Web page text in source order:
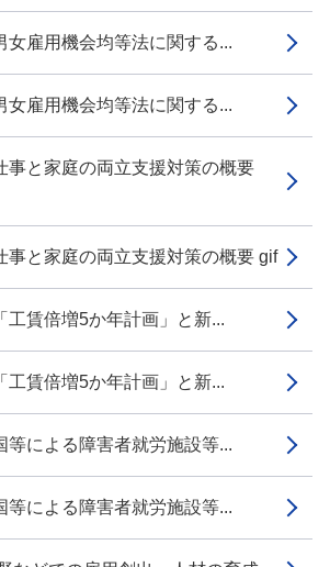
雇用機会均等法に関する...
雇用機会均等法に関する...
と家庭の両立支援対策の概要
と家庭の両立支援対策の概要 gif
賃倍増5か年計画」と新...
賃倍増5か年計画」と新...
による障害者就労施設等...
による障害者就労施設等...